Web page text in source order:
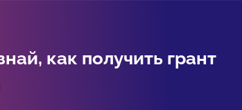
как получить грант